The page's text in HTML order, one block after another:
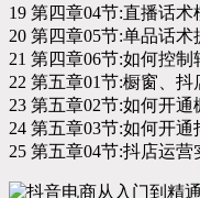
19 第四章04节:直播话术
20 第四章05节:单品话术
21 第四章06节:如何控制
22 第五章01节:橱窗、抖
23 第五章02节:如何开通
24 第五章03节:如何开通
25 第五章04节:抖店运营